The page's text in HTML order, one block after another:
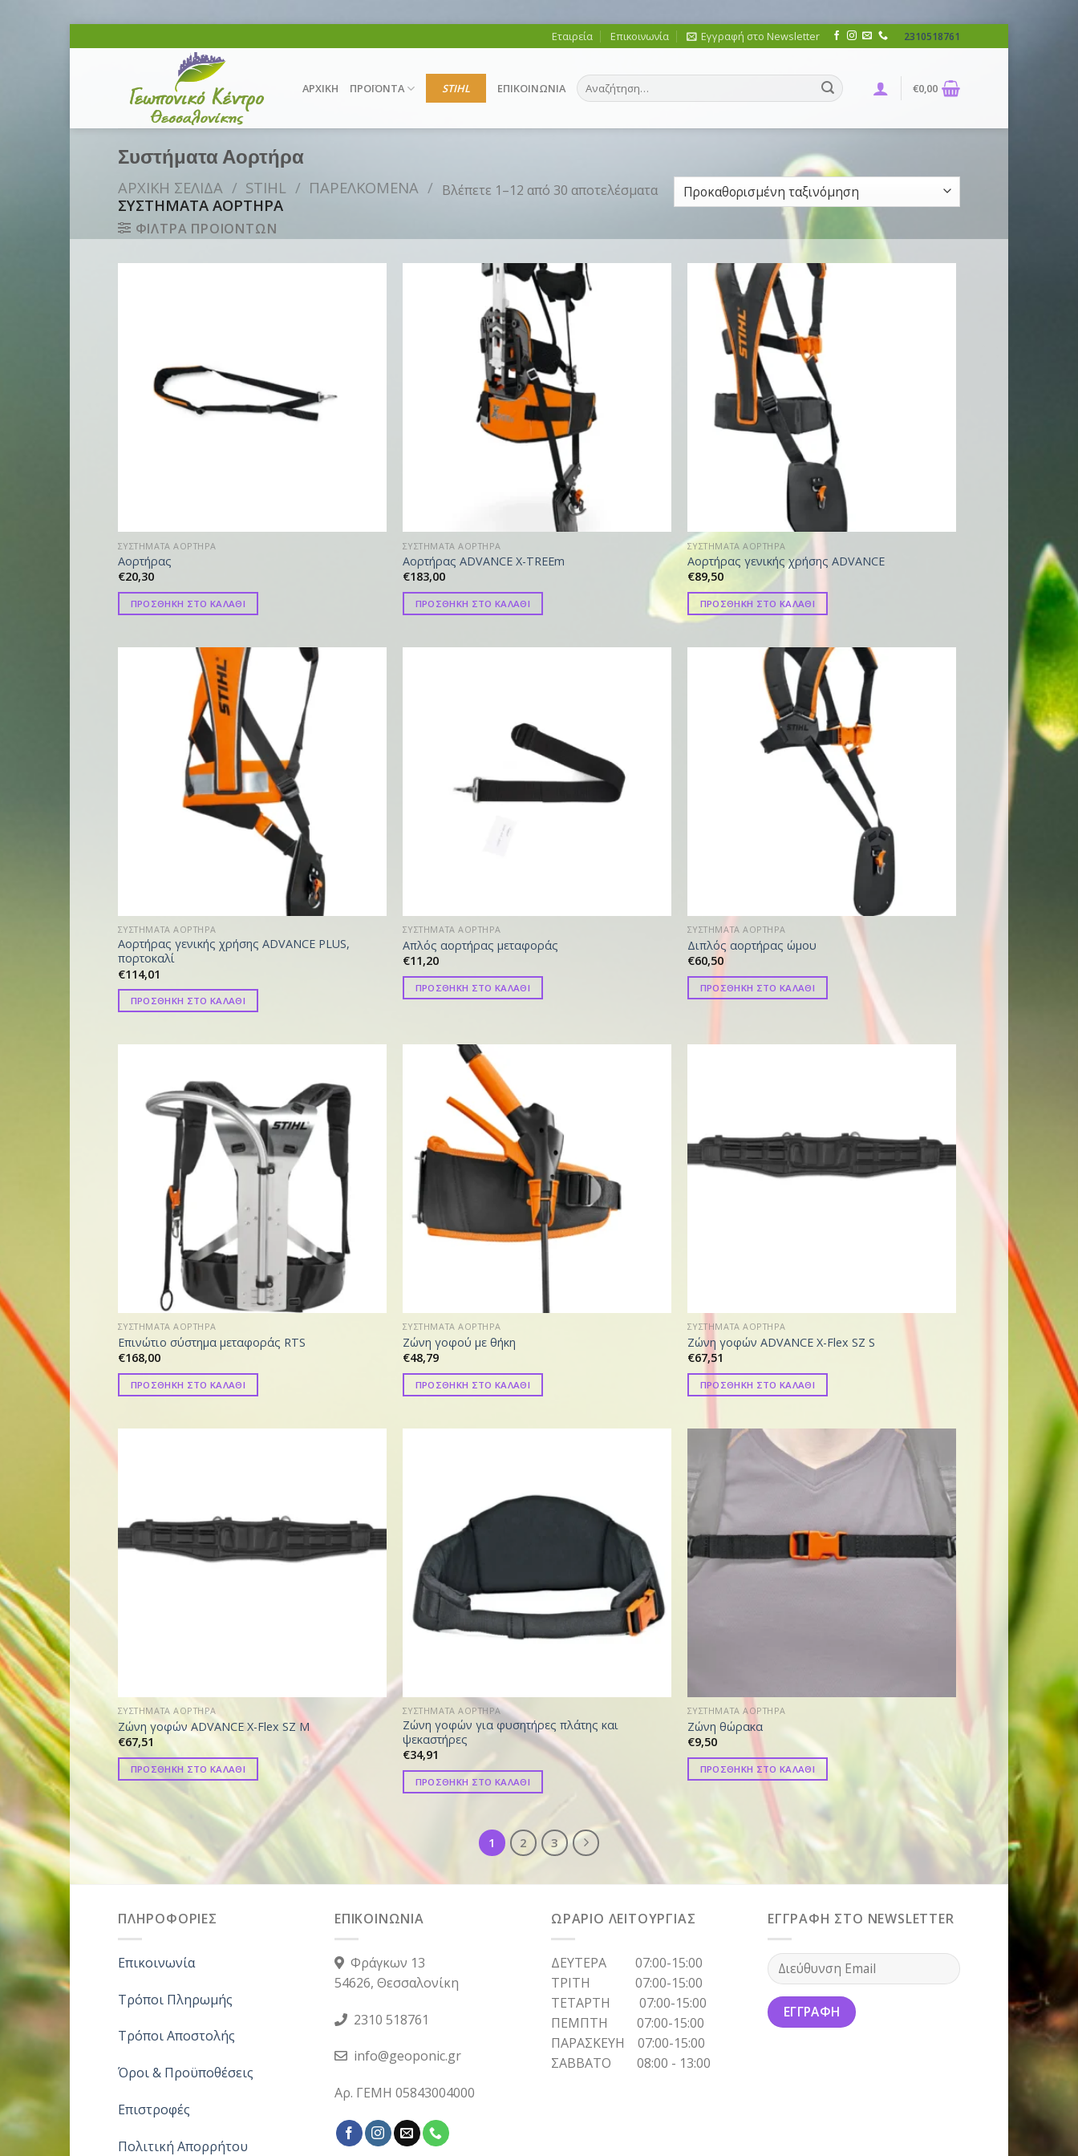
to
Εταιρεία Επικοινωνία Εγγραφή στο Newsletter 2310518761
ΑΡΧΙΚΗ ΠΡΟΪΟΝΤΑ STIHL ΕΠΙΚΟΙΝΩΝΙΑ
Αναζήτηση
για:
€0,00
Συστήματα Αορτήρα
ΑΡΧΙΚΗ ΣΕΛΙΔΑ / STIHL / ΠΑΡΕΛΚΟΜΕΝΑ /
ΣΥΣΤΗΜΑΤΑ ΑΟΡΤΗΡΑ
ΦΙΛΤΡΑ ΠΡΟΙΟΝΤΩΝ
Βλέπετε 1–12 από 30 αποτελέσματα
ΣΥΣΤΗΜΑΤΑ ΑΟΡΤΗΡΑ
Αορτήρας
€20,30
ΠΡΟΣΘΗΚΗ ΣΤΟ ΚΑΛΑΘΙ
ΣΥΣΤΗΜΑΤΑ ΑΟΡΤΗΡΑ
Αορτήρας ADVANCE X-TREEm
€183,00
ΠΡΟΣΘΗΚΗ ΣΤΟ ΚΑΛΑΘΙ
ΣΥΣΤΗΜΑΤΑ ΑΟΡΤΗΡΑ
Αορτήρας γενικής χρήσης ADVANCE
€89,50
ΠΡΟΣΘΗΚΗ ΣΤΟ ΚΑΛΑΘΙ
ΣΥΣΤΗΜΑΤΑ ΑΟΡΤΗΡΑ
Αορτήρας γενικής χρήσης ADVANCE PLUS,
πορτοκαλί
€114,01
ΠΡΟΣΘΗΚΗ ΣΤΟ ΚΑΛΑΘΙ
ΣΥΣΤΗΜΑΤΑ ΑΟΡΤΗΡΑ
Απλός αορτήρας μεταφοράς
€11,20
ΠΡΟΣΘΗΚΗ ΣΤΟ ΚΑΛΑΘΙ
ΣΥΣΤΗΜΑΤΑ ΑΟΡΤΗΡΑ
Διπλός αορτήρας ώμου
€60,50
ΠΡΟΣΘΗΚΗ ΣΤΟ ΚΑΛΑΘΙ
ΣΥΣΤΗΜΑΤΑ ΑΟΡΤΗΡΑ
Επινώτιο σύστημα μεταφοράς RTS
€168,00
ΠΡΟΣΘΗΚΗ ΣΤΟ ΚΑΛΑΘΙ
ΣΥΣΤΗΜΑΤΑ ΑΟΡΤΗΡΑ
Ζώνη γοφού με θήκη
€48,79
ΠΡΟΣΘΗΚΗ ΣΤΟ ΚΑΛΑΘΙ
ΣΥΣΤΗΜΑΤΑ ΑΟΡΤΗΡΑ
Ζώνη γοφών ADVANCE X-Flex SZ S
€67,51
ΠΡΟΣΘΗΚΗ ΣΤΟ ΚΑΛΑΘΙ
ΣΥΣΤΗΜΑΤΑ ΑΟΡΤΗΡΑ
Ζώνη γοφών ADVANCE X-Flex SZ M
€67,51
ΠΡΟΣΘΗΚΗ ΣΤΟ ΚΑΛΑΘΙ
ΣΥΣΤΗΜΑΤΑ ΑΟΡΤΗΡΑ
Ζώνη γοφών για φυσητήρες πλάτης και
ψεκαστήρες
€34,91
ΠΡΟΣΘΗΚΗ ΣΤΟ ΚΑΛΑΘΙ
ΣΥΣΤΗΜΑΤΑ ΑΟΡΤΗΡΑ
Ζώνη θώρακα
€9,50
ΠΡΟΣΘΗΚΗ ΣΤΟ ΚΑΛΑΘΙ
1 2 3
ΠΛΗΡΟΦΟΡΙΕΣ
Επικοινωνία
Τρόποι Πληρωμής
Τρόποι Αποστολής
Όροι & Προϋποθέσεις
Επιστροφές
Πολιτική Απορρήτου
ΕΠΙΚΟΙΝΩΝΙΑ
Φράγκων 13
54626, Θεσσαλονίκη
2310 518761
info@geoponic.gr
Αρ. ΓΕΜΗ 05843004000
ΩΡΑΡΙΟ ΛΕΙΤΟΥΡΓΙΑΣ
ΔΕΥΤΕΡΑ 07:00-15:00
ΤΡΙΤΗ 07:00-15:00
ΤΕΤΑΡΤΗ 07:00-15:00
ΠΕΜΠΤΗ 07:00-15:00
ΠΑΡΑΣΚΕΥΗ 07:00-15:00
ΣΑΒΒΑΤΟ 08:00 - 13:00
ΕΓΓΡΑΦΗ ΣΤΟ NEWSLETTER